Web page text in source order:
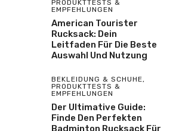
PRODUKTTESTS &
EMPFEHLUNGEN
American Tourister
Rucksack: Dein
Leitfaden Für Die Beste
Auswahl Und Nutzung
BEKLEIDUNG & SCHUHE,
PRODUKTTESTS &
EMPFEHLUNGEN
Der Ultimative Guide:
Finde Den Perfekten
Badminton Rucksack Für